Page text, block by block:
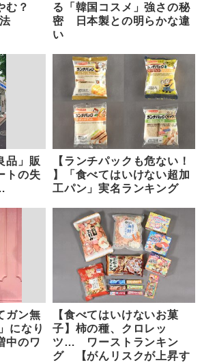
む？
る「韓国コスメ」強さの秘
密 日本製との明らかな違
い
品」販
トの失
【ランチパックも危ない！
】「食べてはいけない超加
工パン」実名ランキング
ガン無
になり
中のワ
【食べてはいけないお菓
子】柿の種、クロレッ
ツ… ワーストランキン
グ 【がんリスクが上昇す